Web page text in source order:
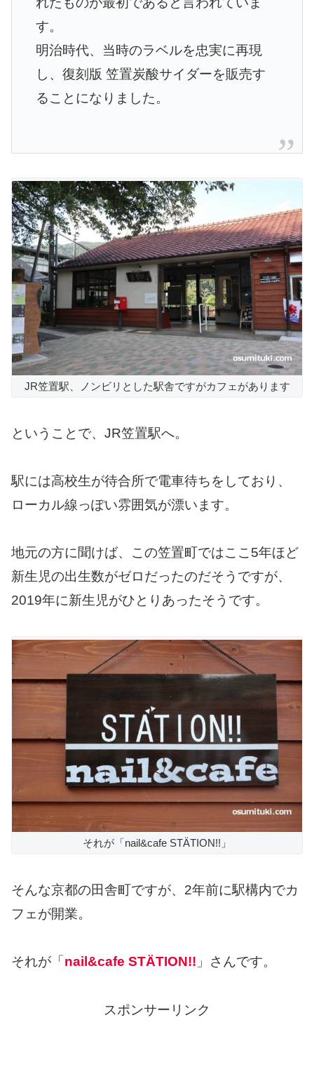
す。
明治時代、当時のラベルを忠実に再現
し、復刻版 笠置炭酸サイダーを販売す
ることになりました。
JR笠置駅、ノンビリとした駅舎ですがカフェがあります
ということで、JR笠置駅へ。
駅には高校生が待合所で電車待ちをしており、
ローカル線っぽい雰囲気が漂います。
地元の方に聞けば、この笠置町ではここ5年ほど
新生児の出生数がゼロだったのだそうですが、
2019年に新生児がひとりあったそうです。
それが「nail&cafe STÄTION!!」
そんな京都の田舎町ですが、2年前に駅構内でカ
フェが開業。
それが「 nail&cafe STÄTION!! 」さんです。
スポンサーリンク